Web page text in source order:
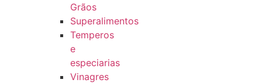
Grãos
Superalimentos
Temperos
e
especiarias
Vinagres